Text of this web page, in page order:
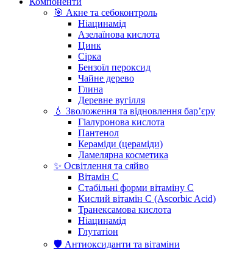
🎯 Акне та себоконтроль
Ніацинамід
Азелаїнова кислота
Цинк
Сірка
Бензоїл пероксид
Чайне дерево
Глина
Деревне вугілля
💧 Зволоження та відновлення бар’єру
Гіалуронова кислота
Пантенол
Кераміди (цераміди)
Ламелярна косметика
✨ Освітлення та сяйво
Вітамін С
Стабільні форми вітаміну С
Кислий вітамін С (Ascorbic Acid)
Транексамова кислота
Ніацинамід
Глутатіон
🛡️ Антиоксиданти та вітаміни